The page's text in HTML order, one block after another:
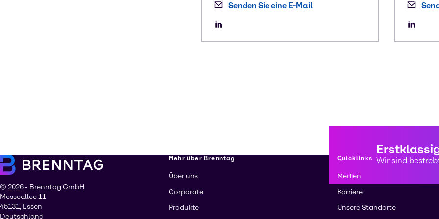
Senden Sie eine E-Mail
Wir sind
© 2026 - Brenntag GmbH
Messeallee 11
45131, Essen
Deutschland
Mehr über Brenntag
Über uns
Corporate
Produkte
Quicklinks
Medien
Karriere
Unsere Standorte